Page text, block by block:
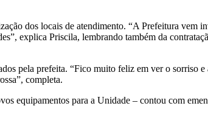
dos locais de atendimento. “A Prefeitura vem
explica Priscila, lembrando também da
pela prefeita. “Fico muito feliz em ver o sorriso e
completa.
equipamentos para a Unidade – contou com